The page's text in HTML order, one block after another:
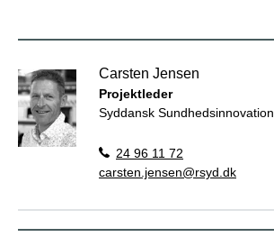
Carsten Jensen
Projektleder
Syddansk Sundhedsinnovation
24 96 11 72
carsten.jensen@rsyd.dk